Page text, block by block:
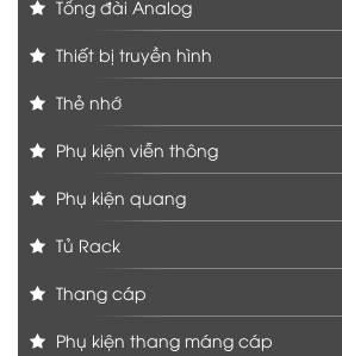
Tổng đài Analog
Thiết bị truyền hình
Thẻ nhớ
Phụ kiện viễn thông
Phụ kiện quang
Tủ Rack
Thang cáp
Phụ kiện thang máng cáp